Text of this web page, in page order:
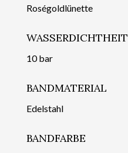
Roségoldlünette
WASSERDICHTHEIT
10 bar
BANDMATERIAL
Edelstahl
BANDFARBE